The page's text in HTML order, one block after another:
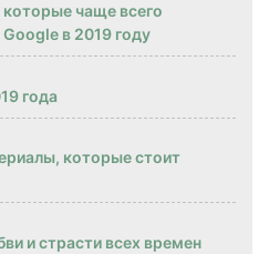
чаще всего
в 2019 году
года
которые стоит
и страсти всех времен